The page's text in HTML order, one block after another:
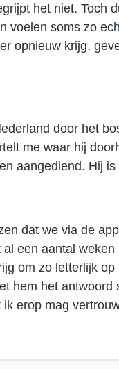
het niet. Toch
voelen soms zo
opnieuw krijg,
door het
me waar hij
aangediend. Hij
dat we via de
een aantal
om zo letterlijk
hem het antwoord
erop mag